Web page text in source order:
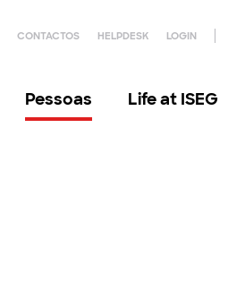
CONTACTOS HELPDESK LOGIN
Pessoas Life at ISEG